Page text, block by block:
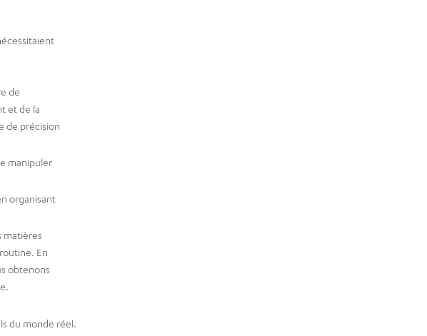
de
et de la
de précision
manipuler
organisant
matières
En
obtenons
du monde réel.